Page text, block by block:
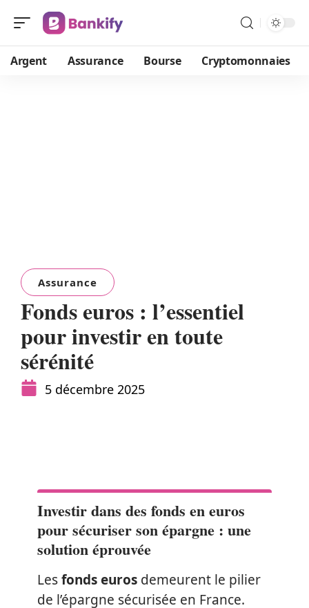
Argent Assurance Bourse Cryptomonnaies
Assurance
Fonds euros : l’essentiel
pour investir en toute
sérénité
5 décembre 2025
Investir dans des fonds en euros
pour sécuriser son épargne : une
solution éprouvée
Lesfonds euros demeurent le pilier
de l’épargne sécurisée en France.